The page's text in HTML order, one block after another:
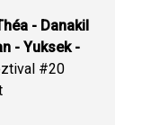
- Danakil
- Yuksek -
#20